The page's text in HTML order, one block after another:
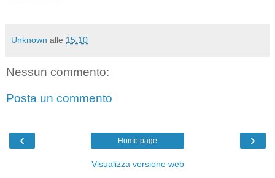
Unknown alle 15:10
Nessun commento:
Posta un commento
‹ ›
Home page
Visualizza versione web